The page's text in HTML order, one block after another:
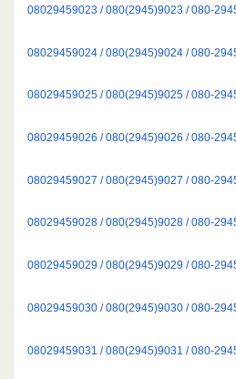
08029459023 / 080(2945)9023 / 080-
08029459024 / 080(2945)9024 / 080-
08029459025 / 080(2945)9025 / 080-
08029459026 / 080(2945)9026 / 080-
08029459027 / 080(2945)9027 / 080-
08029459028 / 080(2945)9028 / 080-
08029459029 / 080(2945)9029 / 080-
08029459030 / 080(2945)9030 / 080-
08029459031 / 080(2945)9031 / 080-